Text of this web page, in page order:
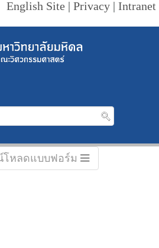
English Site | Privacy | Intranet
โหลดแบบฟอร์ม